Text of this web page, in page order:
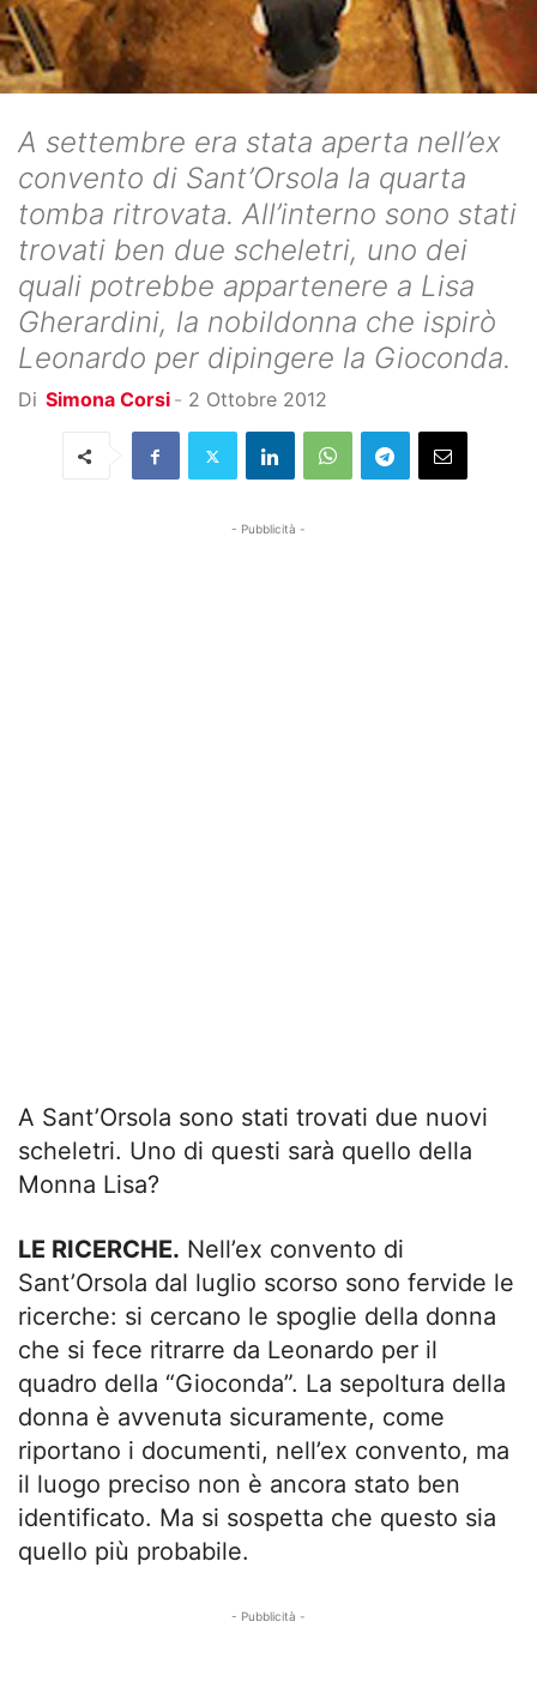
A settembre era stata aperta nell’ex
convento di Sant’Orsola la quarta
tomba ritrovata. All’interno sono stati
trovati ben due scheletri, uno dei
quali potrebbe appartenere a Lisa
Gherardini, la nobildonna che ispirò
Leonardo per dipingere la Gioconda.
Di Simona Corsi - 2 Ottobre 2012
- Pubblicità -
A Sant’Orsola sono stati trovati due nuovi
scheletri. Uno di questi sarà quello della
Monna Lisa?
LE RICERCHE. Nell’ex convento di
Sant’Orsola dal luglio scorso sono fervide le
ricerche: si cercano le spoglie della donna
che si fece ritrarre da Leonardo per il
quadro della “Gioconda”. La sepoltura della
donna è avvenuta sicuramente, come
riportano i documenti, nell’ex convento, ma
il luogo preciso non è ancora stato ben
identificato. Ma si sospetta che questo sia
quello più probabile.
- Pubblicità -